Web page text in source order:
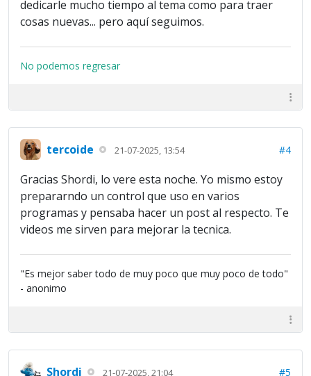
dedicarle mucho tiempo al tema como para traer
cosas nuevas... pero aquí seguimos.
No podemos regresar
tercoide 21-07-2025, 13:54 #4
Gracias Shordi, lo vere esta noche. Yo mismo estoy
prepararndo un control que uso en varios
programas y pensaba hacer un post al respecto. Te
videos me sirven para mejorar la tecnica.
"Es mejor saber todo de muy poco que muy poco de todo"
- anonimo
Shordi 21-07-2025, 21:04 #5